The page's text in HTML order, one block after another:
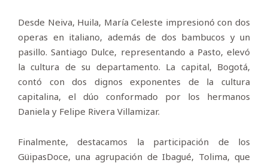
Desde Neiva, Huila, María Celeste impresionó con dos
operas en italiano, además de dos bambucos y un
pasillo. Santiago Dulce, representando a Pasto, elevó
la cultura de su departamento. La capital, Bogotá,
contó con dos dignos exponentes de la cultura
capitalina, el dúo conformado por los hermanos
Daniela y Felipe Rivera Villamizar.
Finalmente, destacamos la participación de los
GüipasDoce, una agrupación de Ibagué, Tolima, que